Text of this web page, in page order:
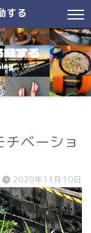
する
ベーショ
2020年11月10日